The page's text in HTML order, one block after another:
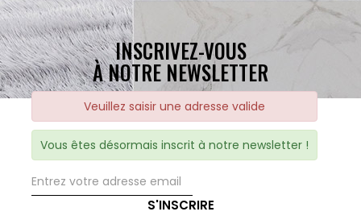
INSCRIVEZ-VOUS
À NOTRE NEWSLETTER
Veuillez saisir une adresse valide
Vous êtes désormais inscrit à notre newsletter !
S'INSCRIRE